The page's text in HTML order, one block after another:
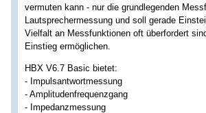
vermuten kann - nur die grundlegenden
Lautsprechermessung und soll gerade
Vielfalt an Messfunktionen oft überfordert
Einstieg ermöglichen.
HBX V6.7 Basic bietet:
- Impulsantwortmessung
- Amplitudenfrequenzgang
- Impedanzmessung